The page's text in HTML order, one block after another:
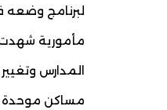
لبرنامج وضعه
مأمورية
المدارس
مساكن